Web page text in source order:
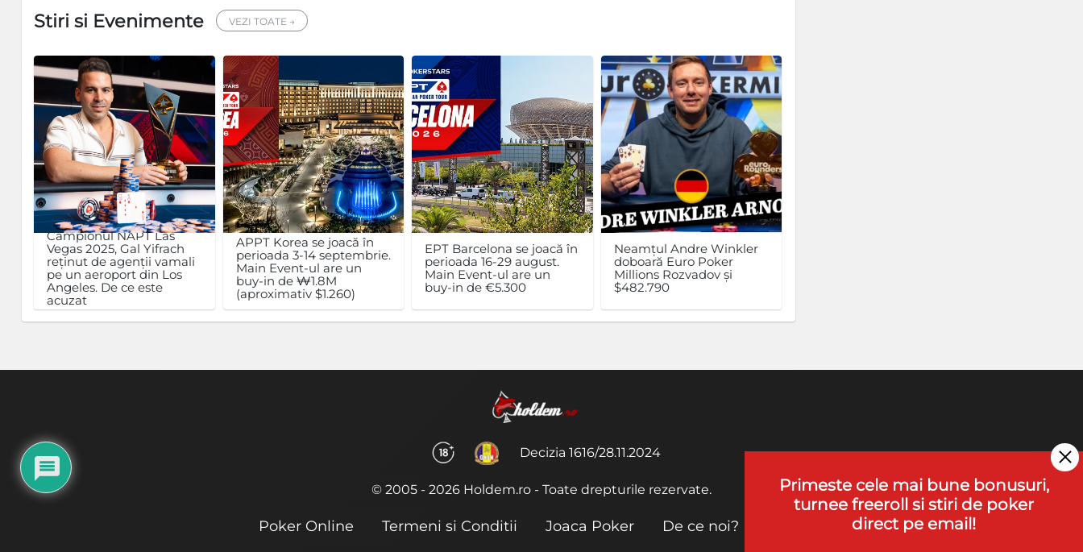
Stiri si Evenimente VEZI TOATE →
Campionul NAPT Las
Vegas 2025, Gal Yifrach
reținut de agenții vamali
pe un aeroport din Los
Angeles. De ce este
acuzat
APPT Korea se joacă în
perioada 3-14 septembrie.
Main Event-ul are un
buy-in de ₩1.8M
(aproximativ $1.260)
EPT Barcelona se joacă în
perioada 16-29 august.
Main Event-ul are un
buy-in de €5.300
Neamțul Andre Winkler
doboară Euro Poker
Millions Rozvadov și
$482.790
Decizia 1616/28.11.2024
© 2005 - 2026 Holdem.ro - Toate drepturile rezervate.
Poker Online Termeni si Conditii Joaca Poker De ce noi?
Primeste cele mai bune bonusuri,
turnee freeroll si stiri de poker
direct pe email!